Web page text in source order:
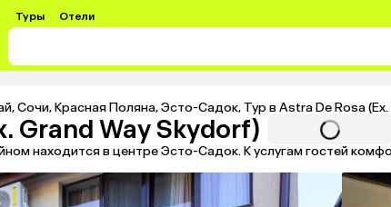
Туры Отели
,Сочи,Красная Поляна,Эсто-Садок, Тур в Astra De Rosa
Grand Way Skydorf)
находится в центре Эсто-Садок. К услугам гостей